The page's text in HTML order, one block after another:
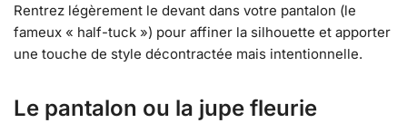
Rentrez légèrement le devant dans votre pantalon (le
fameux « half-tuck ») pour affiner la silhouette et apporter
une touche de style décontractée mais intentionnelle.
Le pantalon ou la jupe fleurie